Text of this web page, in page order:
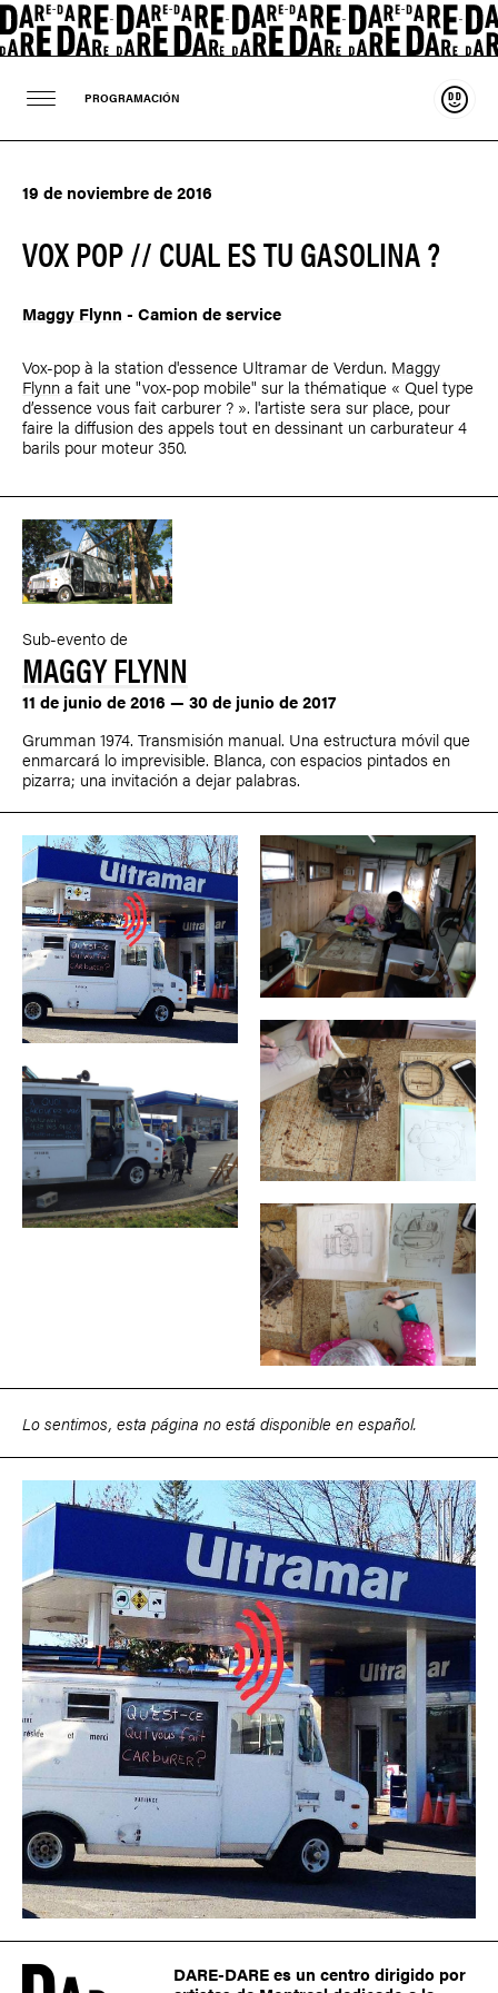
PROGRAMACIÓN
19 de noviembre de 2016
VOX POP // CUAL ES TU GASOLINA ?
Maggy Flynn - Camion de service
Vox-pop à la station d'essence Ultramar de Verdun. Maggy
Flynna fait une "vox-pop mobile" sur la thématique « Quel type
d’essence vous fait carburer ? ». l'artiste sera sur place, pour
faire la diffusion des appels tout en dessinant un carburateur 4
barils pour moteur 350.
Sub-evento de
MAGGY FLYNN
11 de junio de 2016 — 30 de junio de 2017
Grumman 1974. Transmisión manual. Una estructura móvil que
enmarcará lo imprevisible. Blanca, con espacios pintados en
pizarra; una invitación a dejar palabras.
Lo sentimos, esta página no está disponible en español.
DARE-DARE es un centro dirigido por